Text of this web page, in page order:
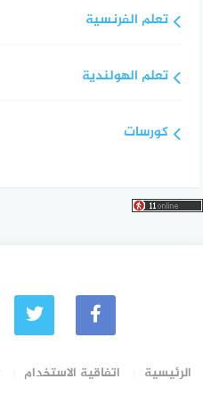
تعلم الفرنسية
تعلم الهولندية
كورسات
الرئيسية اتفاقية الاستخدام